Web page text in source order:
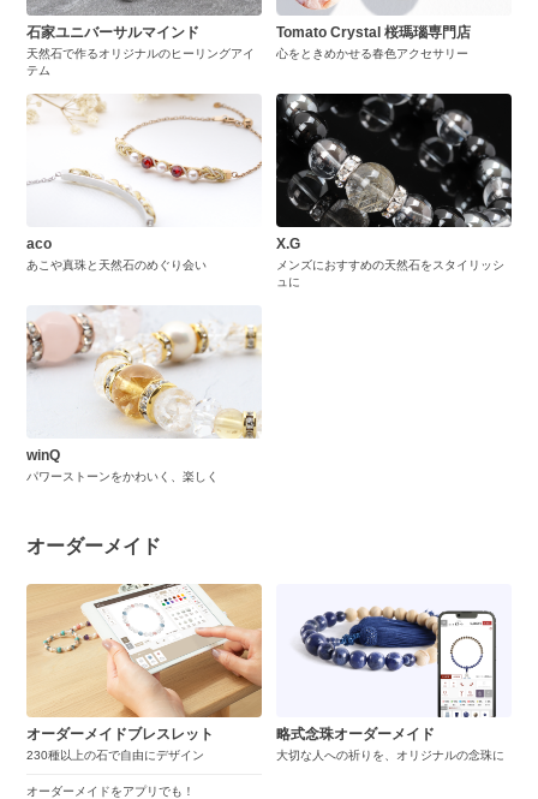
石家ユニバーサルマインド
天然石で作るオリジナルのヒーリングアイ
テム
Tomato Crystal 桜瑪瑙専門店
心をときめかせる春色アクセサリー
aco
あこや真珠と天然石のめぐり会い
X.G
メンズにおすすめの天然石をスタイリッシ
ュに
winQ
パワーストーンをかわいく、楽しく
オーダーメイド
オーダーメイドブレスレット
230種以上の石で自由にデザイン
オーダーメイドをアプリでも！
略式念珠オーダーメイド
大切な人への祈りを、オリジナルの念珠に